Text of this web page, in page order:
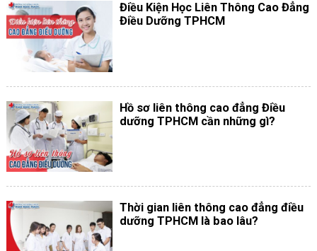
Điều Kiện Học Liên Thông Cao Đẳng
Điều Dưỡng TPHCM
Hồ sơ liên thông cao đẳng Điều
dưỡng TPHCM cần những gì?
Thời gian liên thông cao đẳng điều
dưỡng TPHCM là bao lâu?